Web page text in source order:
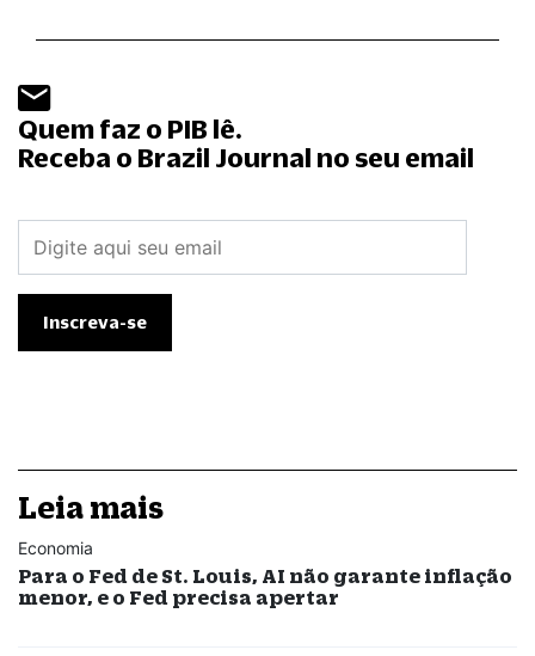
Quem faz o PIB lê.
Receba o Brazil Journal no seu email
Leia mais
Economia
Para o Fed de St. Louis, AI não garante inflação
menor, e o Fed precisa apertar